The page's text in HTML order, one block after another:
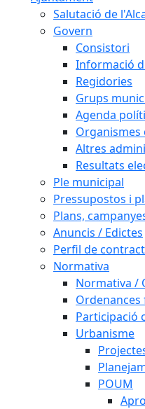
Salutació de
Govern
Consistori
Informació
Regidories
Grups
Agenda
Organismes
Altres
Resultats
Ple municipal
Pressupostos i
Plans,
Anuncis / Edictes
Perfil de
Normativa
Normativa /
Ordenances
Participació
Urbanisme
POUM